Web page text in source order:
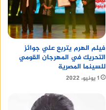
فيلم الهرم يتربع علي جوائز
التحريك في المهرجان القومي
للسينما المصرية
1 يونيو، 2022